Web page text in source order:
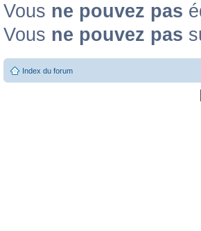
Vous ne pouvez pas
Vous ne pouvez pas
Index du forum